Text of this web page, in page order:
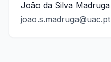
João da Silva Madruga
joao.s.madruga@uac.pt